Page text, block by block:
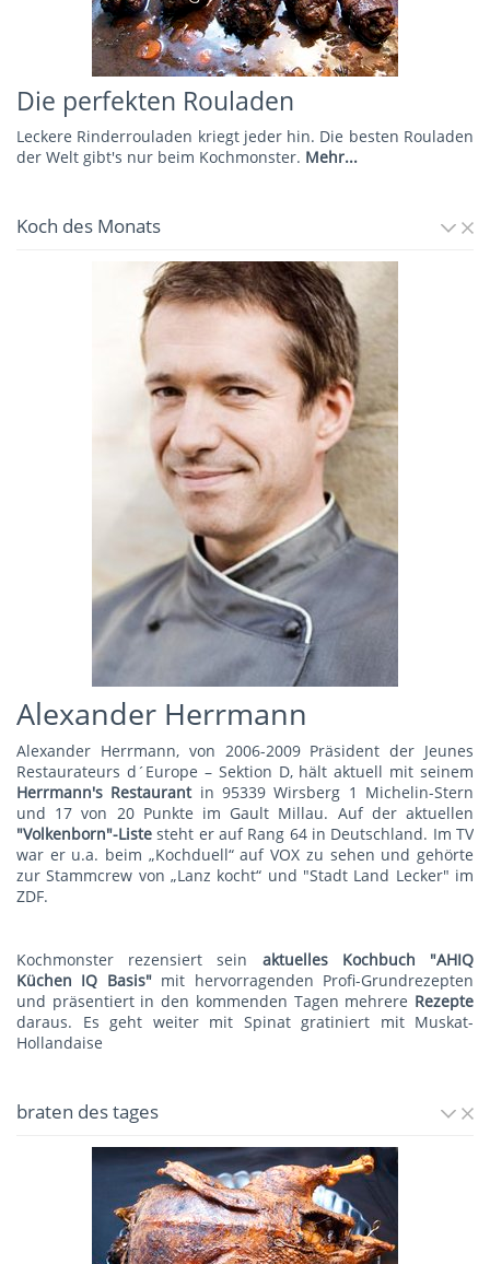
Die perfekten Rouladen
Leckere Rinderrouladen kriegt jeder hin. Die besten Rouladen
der Welt gibt's nur beim Kochmonster. Mehr...
Koch des Monats
Alexander Herrmann
Alexander Herrmann, von 2006-2009 Präsident der Jeunes
Restaurateurs d´Europe – Sektion D, hält aktuell mit seinem
Herrmann's Restaurant in 95339 Wirsberg 1 Michelin-Stern
und 17 von 20 Punkte im Gault Millau. Auf der aktuellen
"Volkenborn"-Liste steht er auf Rang 64 in Deutschland. Im TV
war er u.a. beim „Kochduell“ auf VOX zu sehen und gehörte
zur Stammcrew von „Lanz kocht“ und "Stadt Land Lecker" im
ZDF.
Kochmonster rezensiert sein aktuelles Kochbuch "AHIQ
Küchen IQ Basis" mit hervorragenden Profi-Grundrezepten
und präsentiert in den kommenden Tagen mehrere Rezepte
daraus. Es geht weiter mit Spinat gratiniert mit Muskat-
Hollandaise
braten des tages